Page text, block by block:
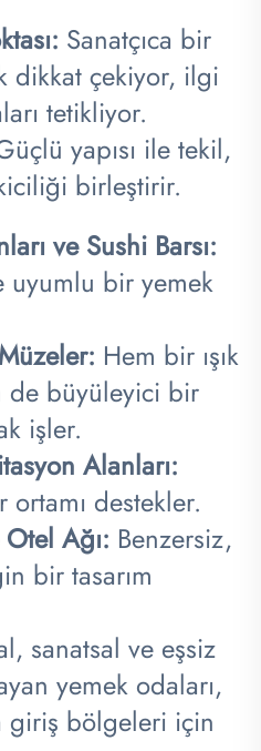
Sanatçıca bir
dikkat çekiyor, ilgi
tetikliyor.
yapısı ile tekil,
birleştirir.
ve Sushi Barsı:
uyumlu bir yemek
Hem bir ışık
de büyüleyici bir
işler.
Alanları:
destekler.
Ağı: Benzersiz,
bir tasarım
sanatsal ve eşsiz
yemek odaları,
giriş bölgeleri için